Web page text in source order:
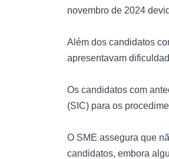
novembro de 2024
Além dos candidatos
apresentavam
Os candidatos com
(SIC) para os
O SME assegura que
candidatos, embora